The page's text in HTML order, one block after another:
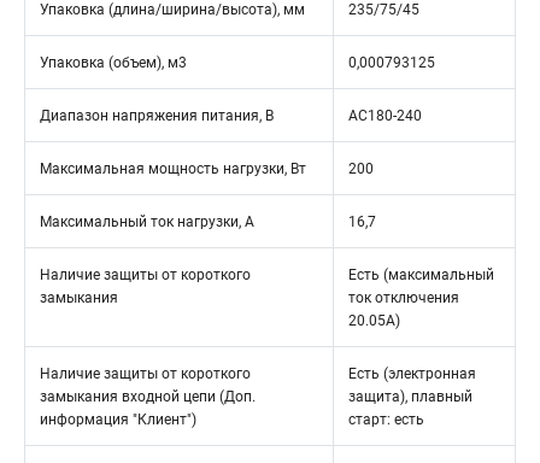
Упаковка (длина/ширина/высота), мм 235/75/45
Упаковка (объем), м3 0,000793125
Диапазон напряжения питания, В AC180-240
Максимальная мощность нагрузки, Вт 200
Максимальный ток нагрузки, А 16,7
Наличие защиты от короткого
замыкания
Есть (максимальный
ток отключения
20.05А)
Наличие защиты от короткого
замыкания входной цепи (Доп.
информация "Клиент")
Есть (электронная
защита), плавный
старт: есть